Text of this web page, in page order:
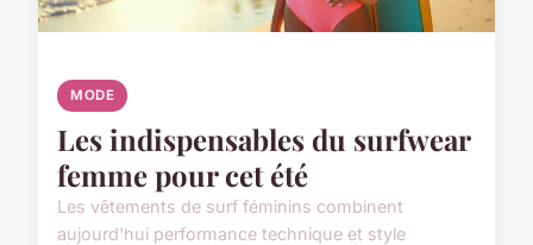
MODE
Les indispensables du surfwear
femme pour cet été
Les vêtements de surf féminins combinent
aujourd'hui performance technique et style